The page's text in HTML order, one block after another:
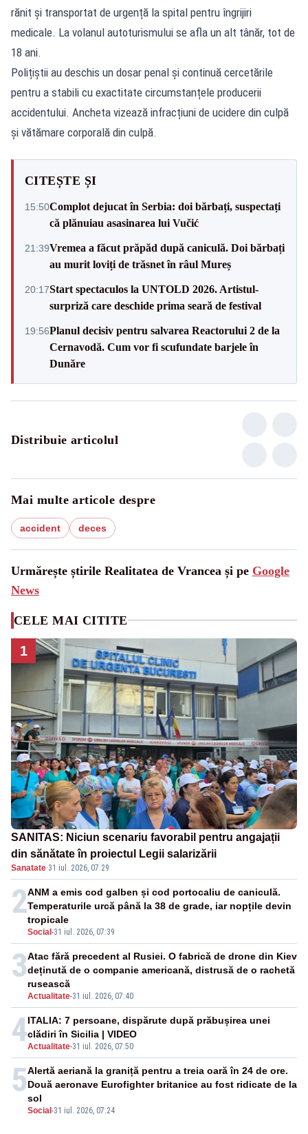
rănit și transportat de urgență la spital pentru îngrijiri
medicale. La volanul autoturismului se afla un alt tânăr, tot de
18 ani.
Polițiștii au deschis un dosar penal și continuă cercetările
pentru a stabili cu exactitate circumstanțele producerii
accidentului. Ancheta vizează infracțiuni de ucidere din culpă
și vătămare corporală din culpă.
CITEȘTE ȘI
15:50Complot dejucat în Serbia: doi bărbați, suspectați
că plănuiau asasinarea lui Vučić
21:39Vremea a făcut prăpăd după caniculă. Doi bărbați
au murit loviți de trăsnet în râul Mureș
20:17Start spectaculos la UNTOLD 2026. Artistul-
surpriză care deschide prima seară de festival
19:56Planul decisiv pentru salvarea Reactorului 2 de la
Cernavodă. Cum vor fi scufundate barjele în
Dunăre
Distribuie articolul
Mai multe articole despre
accident deces
Urmărește știrile Realitatea de Vrancea și pe Google
News
CELE MAI CITITE
1
SANITAS: Niciun scenariu favorabil pentru angajații
din sănătate în proiectul Legii salarizării
Sanatate·31 iul. 2026, 07:29
2
Social -31 iul. 2026, 07:39
ANM a emis cod galben și cod portocaliu de caniculă.
Temperaturile urcă până la 38 de grade, iar nopțile devin
tropicale
3
Actualitate-31 iul. 2026, 07:40
Atac fără precedent al Rusiei. O fabrică de drone din Kiev
deținută de o companie americană, distrusă de o rachetă
rusească
4Actualitate-31 iul. 2026, 07:50
ITALIA: 7 persoane, dispărute după prăbușirea unei
clădiri în Sicilia | VIDEO
5
Social -31 iul. 2026, 07:24
Alertă aeriană la graniță pentru a treia oară în 24 de ore.
Două aeronave Eurofighter britanice au fost ridicate de la
sol